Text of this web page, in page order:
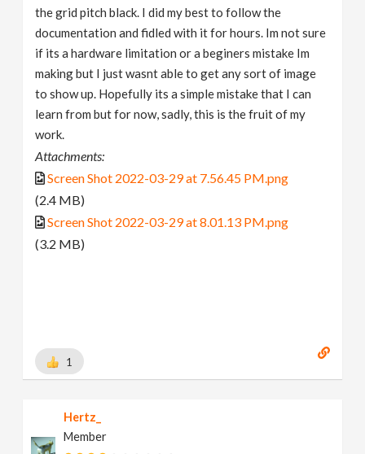
the grid pitch black. I did my best to follow the
documentation and fidled with it for hours. Im not sure
if its a hardware limitation or a beginers mistake Im
making but I just wasnt able to get any sort of image
to show up. Hopefully its a simple mistake that I can
learn from but for now, sadly, this is the fruit of my
work.
Attachments:
Screen Shot 2022-03-29 at 7.56.45 PM.png
(2.4 MB)
Screen Shot 2022-03-29 at 8.01.13 PM.png
(3.2 MB)
1
Hertz_
Member